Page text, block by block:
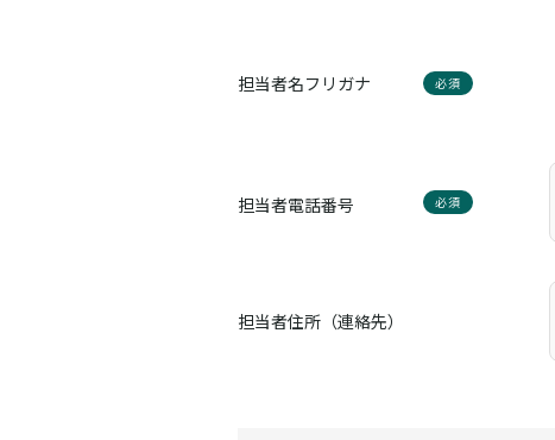
担当者名フリガナ 必須
担当者電話番号 必須
担当者住所（連絡先）